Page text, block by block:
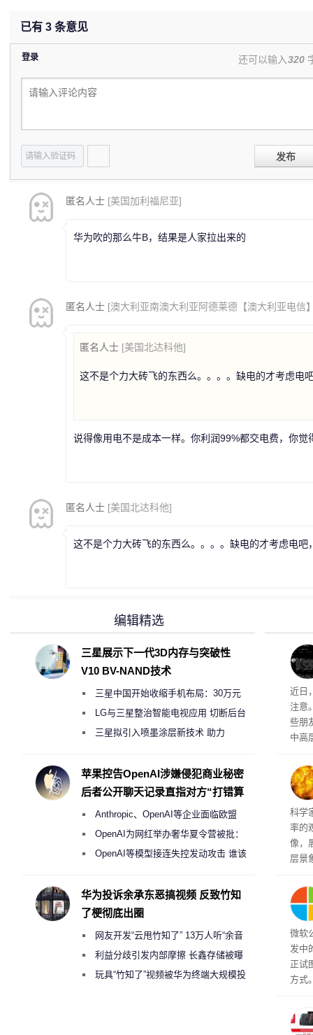
已有 3 条意见
登录 还可以输入320
发布
匿名人士 [美国加利福尼亚]
华为吹的那么牛B，结果是人家拉出来的
匿名人士 [澳大利亚南澳大利亚阿德莱德【澳大利亚电信
匿名人士 [美国北达科他]
这不是个力大砖飞的东西么。。。。缺电的才考虑电
说得像用电不是成本一样。你利润99%都交电费，你觉
匿名人士 [美国北达科他]
这不是个力大砖飞的东西么。。。。缺电的才考虑电吧
近日
注意
些朋
中高
科学
率的
像，
层景
然》
微软
发中
正试
方式
a）
发工
编辑精选
三星展示下一代3D内存与突破性
V10 BV-NAND技术
三星中国开始收缩手机布局：30万元
月销售额不达标门店 将被逐步清退
LG与三星整治智能电视应用 切断后台
偷偷共享带宽的违规行为
三星拟引入喷墨涂层新技术 助力
度
苹果控告OpenAI涉嫌侵犯商业秘密
后者公开聊天记录直指对方“打错算
Anthropic、OpenAI等企业面临欧盟
《人工智能法案》全新执法权限审查
OpenAI为网红举办奢华夏令营被批：
2000美元一晚 遭讽“反乌托邦”
OpenAI等模型接连失控发动攻击 谁该
华为投诉余承东恶搞视频 反致竹知
了梗彻底出圈
网友开发“云甩竹知了” 13万人听“余音
绕梁”利益分歧引发内部摩擦 长鑫存储被曝
曾将华为驻场工程师驱逐出研发基地
玩具“竹知了”视频被华为终端大规模投